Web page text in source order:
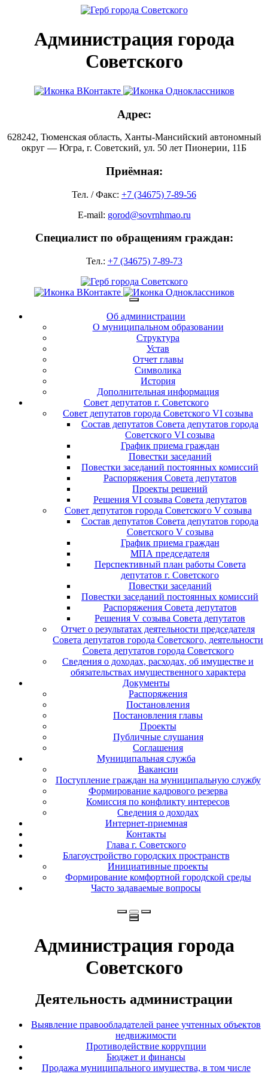
Администрация города
Советского
Адрес:
628242, Тюменская область, Ханты-Мансийский автономный
округ — Югра, г. Советский, ул. 50 лет Пионерии, 11Б
Приёмная:
Тел. / Факс: +7 (34675) 7-89-56
E-mail: gorod@sovrnhmao.ru
Специалист по обращениям граждан:
Тел.: +7 (34675) 7-89-73
Об администрации
О муниципальном образовании
Структура
Устав
Отчет главы
Символика
История
Дополнительная информация
Совет депутатов г. Советского
Совет депутатов города Советского VI созыва
Состав депутатов Совета депутатов города
Советского VI созыва
График приема граждан
Повестки заседаний
Повестки заседаний постоянных комиссий
Распоряжения Совета депутатов
Проекты решений
Решения VI созыва Совета депутатов
Совет депутатов города Советского V созыва
Состав депутатов Совета депутатов города
Советского V созыва
График приема граждан
МПА председателя
Перспективный план работы Совета
депутатов г. Советского
Повестки заседаний
Повестки заседаний постоянных комиссий
Распоряжения Совета депутатов
Решения V созыва Совета депутатов
Отчет о результатах деятельности председателя
Совета депутатов города Советского, деятельности
Совета депутатов города Советского
Сведения о доходах, расходах, об имуществе и
обязательствах имущественного характера
Документы
Распоряжения
Постановления
Постановления главы
Проекты
Публичные слушания
Соглашения
Муниципальная служба
Вакансии
Поступление граждан на муниципальную службу
Формирование кадрового резерва
Комиссия по конфликту интересов
Сведения о доходах
Интернет-приемная
Контакты
Глава г. Советского
Благоустройство городских пространств
Инициативные проекты
Формирование комфортной городской среды
Часто задаваемые вопросы
Администрация города
Советского
Деятельность администрации
Выявление правообладателей ранее учтенных объектов
недвижимости
Противодействие коррупции
Бюджет и финансы
Продажа муниципального имущества, в том числе